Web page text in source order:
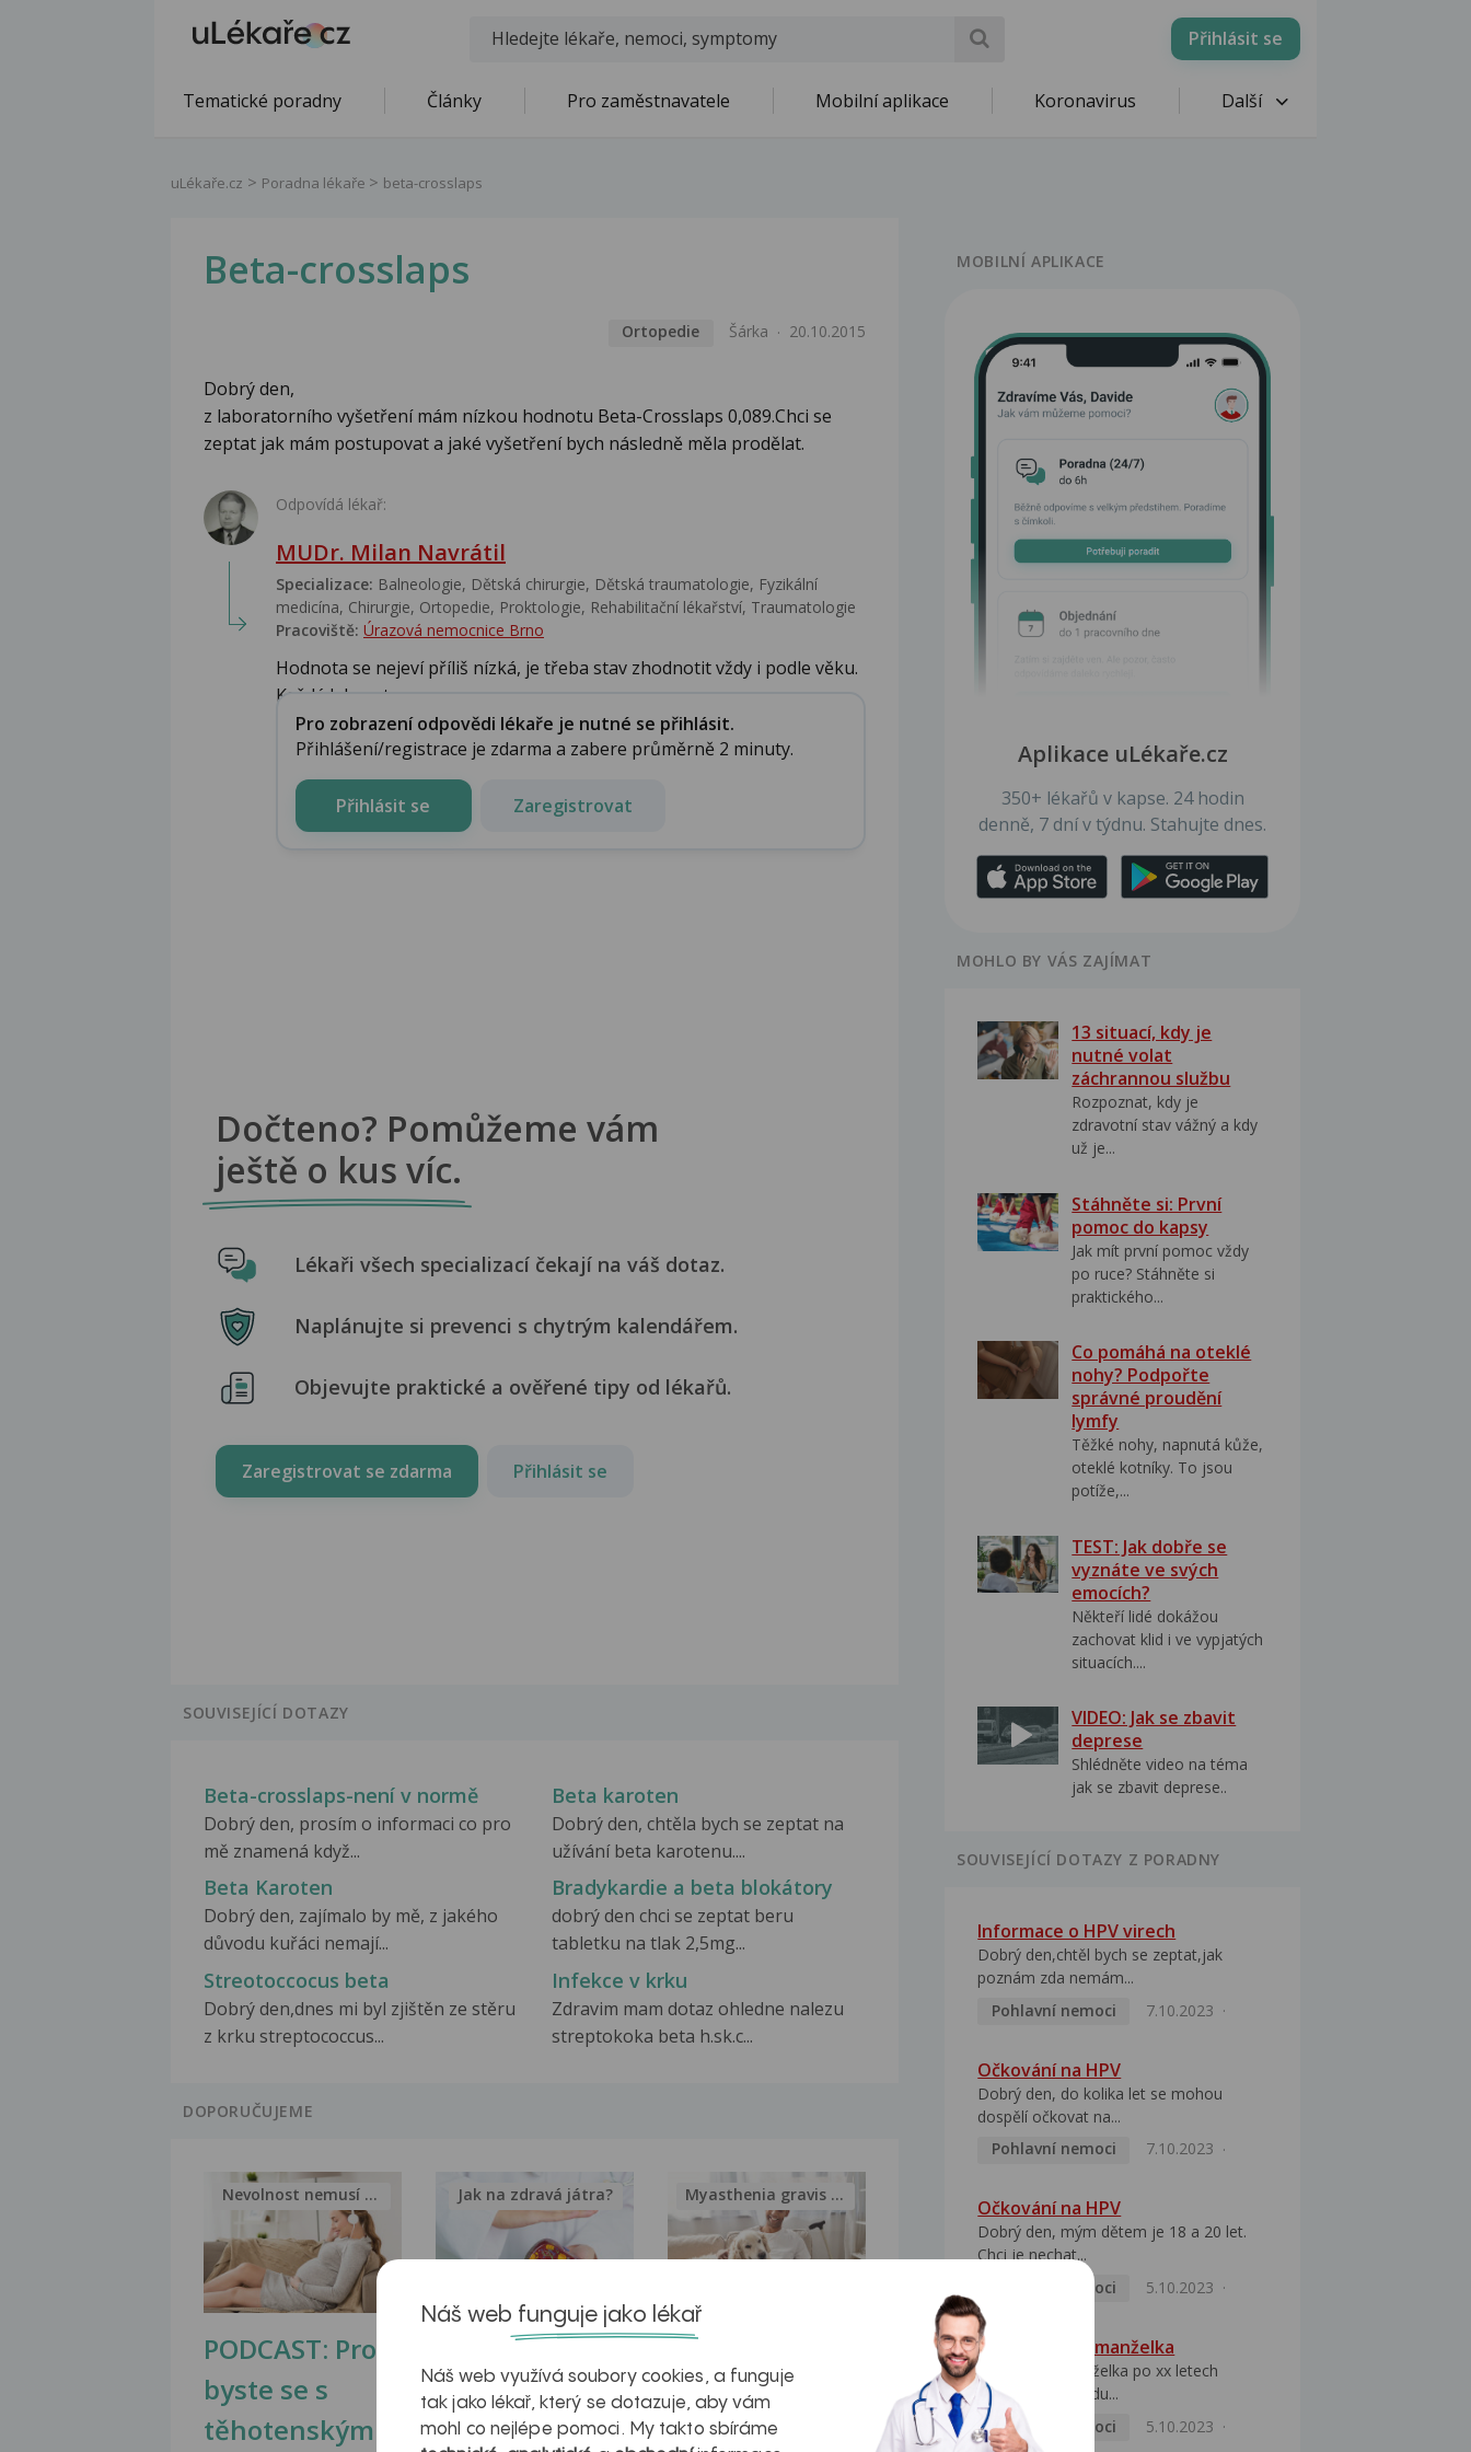
Přihlásit se
Tematické poradny Články Pro zaměstnavatele Mobilní aplikace Koronavirus Další
uLékaře.cz Poradna lékaře beta-crosslaps
Beta-crosslaps
Ortopedie Šárka 20.10.2015
Dobrý den,
z laboratorního vyšetření mám nízkou hodnotu Beta-Crosslaps 0,089.Chci se
zeptat jak mám postupovat a jaké vyšetření bych následně měla prodělat.
Odpovídá lékař:
MUDr. Milan Navrátil
Specializace: Balneologie, Dětská chirurgie, Dětská traumatologie, Fyzikální
medicína, Chirurgie, Ortopedie, Proktologie, Rehabilitační lékařství‎, Traumatologie
Pracoviště: Úrazová nemocnice Brno
Hodnota se nejeví příliš nízká, je třeba stav zhodnotit vždy i podle věku.
Každá laborato...
Pro zobrazení odpovědi lékaře je nutné se přihlásit.
Přihlášení/registrace je zdarma a zabere průměrně 2 minuty.
Přihlásit se Zaregistrovat
Dočteno? Pomůžeme vám
ještě o kus víc.
Lékaři všech specializací čekají na váš dotaz.
Naplánujte si prevenci s chytrým kalendářem.
Objevujte praktické a ověřené tipy od lékařů.
Zaregistrovat se zdarma Přihlásit se
SOUVISEJÍCÍ DOTAZY
Beta-crosslaps-není v normě
Dobrý den, prosím o informaci co pro
mě znamená když...
Beta karoten
Dobrý den, chtěla bych se zeptat na
užívání beta karotenu....
Beta Karoten
Dobrý den, zajímalo by mě, z jakého
důvodu kuřáci nemají...
Bradykardie a beta blokátory
dobrý den chci se zeptat beru
tabletku na tlak 2,5mg...
Streotoccocus beta
Dobrý den,dnes mi byl zjištěn ze stěru
z krku streptococcus...
Infekce v krku
Zdravim mam dotaz ohledne nalezu
streptokoka beta h.sk.c...
DOPORUČUJEME
PODCAST: Proč
byste se s
těhotenskými
Nevolnost nemusí být nutnou...
Ztukovatění
jater v datech a
obrazech
Jak na zdravá játra?
Inovativní
léčba
myastenie –
Myasthenia gravis – vše, co...
MOBILNÍ APLIKACE
Aplikace uLékaře.cz
350+ lékařů v kapse. 24 hodin
denně, 7 dní v týdnu. Stahujte dnes.
MOHLO BY VÁS ZAJÍMAT
13 situací, kdy je
nutné volat
záchrannou službu
Rozpoznat, kdy je
zdravotní stav vážný a kdy
už je...
Stáhněte si: První
pomoc do kapsy
Jak mít první pomoc vždy
po ruce? Stáhněte si
praktického...
Co pomáhá na oteklé
nohy? Podpořte
správné proudění
lymfy
Těžké nohy, napnutá kůže,
oteklé kotníky. To jsou
potíže,...
TEST: Jak dobře se
vyznáte ve svých
emocích?
Někteří lidé dokážou
zachovat klid i ve vypjatých
situacích....
VIDEO: Jak se zbavit
deprese
Shlédněte video na téma
jak se zbavit deprese..
SOUVISEJÍCÍ DOTAZY Z PORADNY
Informace o HPV virech
Dobrý den,chtěl bych se zeptat,jak
poznám zda nemám...
Pohlavní nemoci
7.10.2023
Očkování na HPV
Dobrý den, do kolika let se mohou
dospělí očkovat na...
Pohlavní nemoci
7.10.2023
Očkování na HPV
Dobrý den, mým dětem je 18 a 20 let.
Chci je nechat...
Pohlavní nemoci
5.10.2023
HPV pozitivní manželka
Dobrý den, manželka po xx letech
přivezla z Východu...
Pohlavní nemoci
5.10.2023
Náš web funguje jako lékař
Náš web využívá soubory cookies, a funguje
tak jako lékař, který se dotazuje, aby vám
mohl co nejlépe pomoci. My takto sbíráme